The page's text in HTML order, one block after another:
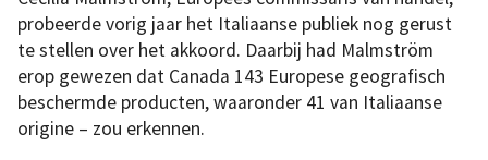
probeerde vorig jaar het Italiaanse publiek nog gerust
te stellen over het akkoord. Daarbij had Malmström
erop gewezen dat Canada 143 Europese geografisch
beschermde producten, waaronder 41 van Italiaanse
origine – zou erkennen.